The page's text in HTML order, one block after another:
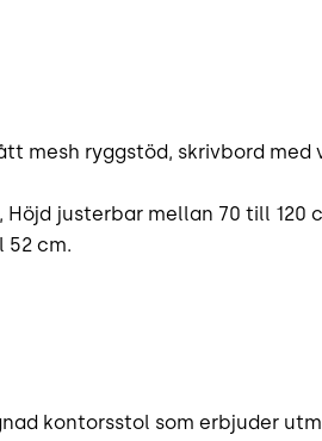
mesh ryggstöd, skrivbord med
Höjd justerbar mellan 70 till 120
52 cm.
kontorsstol som erbjuder